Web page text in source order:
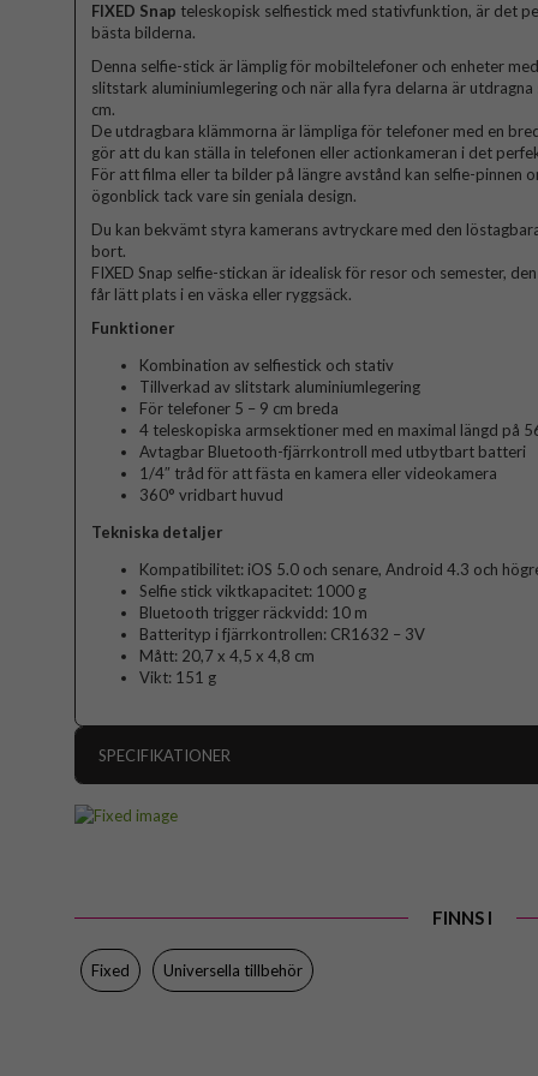
FIXED Snap teleskopisk selfiestick med stativfunktion, är det
bästa bilderna.
Denna selfie-stick är lämplig för mobiltelefoner och enheter
slitstark aluminiumlegering och när alla fyra delarna är
cm.
De utdragbara klämmorna är lämpliga för telefoner med en
gör att du kan ställa in telefonen eller actionkameran i det
För att filma eller ta bilder på längre avstånd kan selfie-
ögonblick tack vare sin geniala design.
Du kan bekvämt styra kamerans avtryckare med den
bort.
FIXED Snap selfie-stickan är idealisk för resor och semester,
får lätt plats i en väska eller ryggsäck.
Funktioner
Kombination av selfiestick och stativ
Tillverkad av slitstark aluminiumlegering
För telefoner 5 – 9 cm breda
4 teleskopiska armsektioner med en maximal längd på
Avtagbar Bluetooth-fjärrkontroll med utbytbart batteri
1/4″ tråd för att fästa en kamera eller videokamera
360° vridbart huvud
Tekniska detaljer
Kompatibilitet: iOS 5.0 och senare, Android 4.3 och
Selfie stick viktkapacitet: 1000 g
Bluetooth trigger räckvidd: 10 m
Batterityp i fjärrkontrollen: CR1632 – 3V
Mått: 20,7 x 4,5 x 4,8 cm
Vikt: 151 g
SPECIFIKATIONER
Färg
Material
Varumärke
FINNS I
Fixed Universella tillbehör